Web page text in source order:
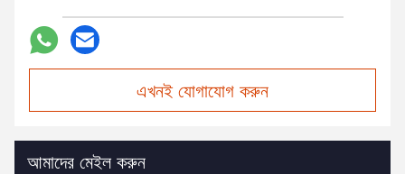
এখনই যোগাযোগ করুন
আমাদের মেইল করুন